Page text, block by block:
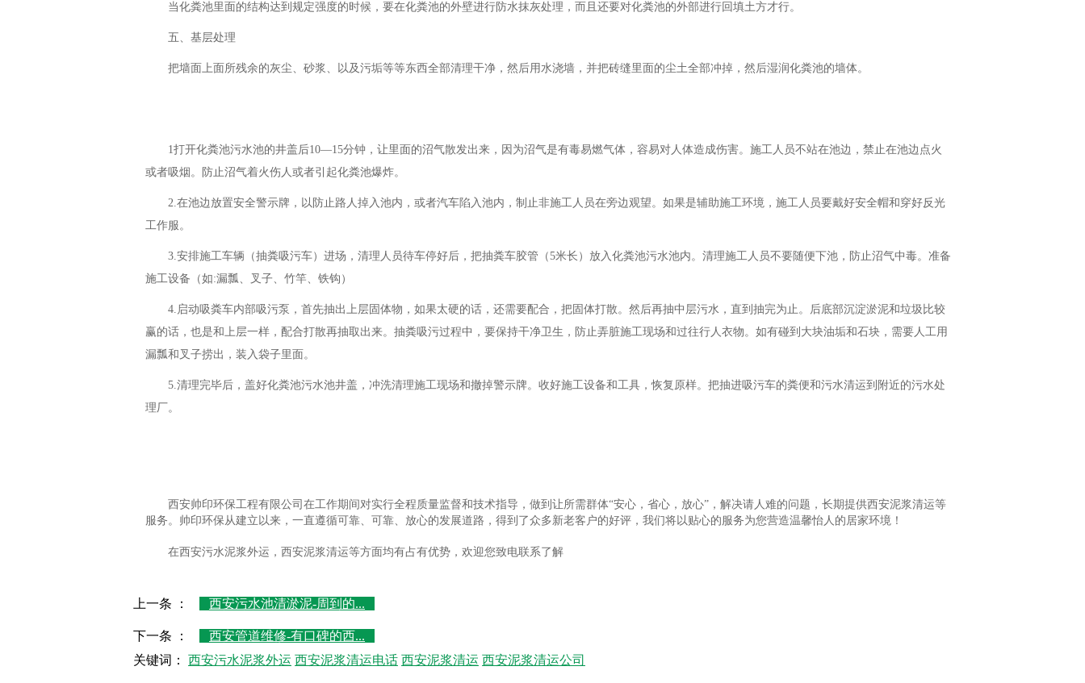
当化粪池里面的结构达到规定强度的时候，要在化粪池的外壁进行防水抹灰处理，而且还要对化粪池的外部进行回填土方才行。
五、基层处理
把墙面上面所残余的灰尘、砂浆、以及污垢等等东西全部清理干净，然后用水浇墙，并把砖缝里面的尘土全部冲掉，然后湿润化粪池的墙体。
1打开化粪池污水池的井盖后10—15分钟，让里面的沼气散发出来，因为沼气是有毒易燃气体，容易对人体造成伤害。施工人员不站在池边，禁止在池边点火
或者吸烟。防止沼气着火伤人或者引起化粪池爆炸。
2.在池边放置安全警示牌，以防止路人掉入池内，或者汽车陷入池内，制止非施工人员在旁边观望。如果是辅助施工环境，施工人员要戴好安全帽和穿好反光
工作服。
3.安排施工车辆（抽粪吸污车）进场，清理人员待车停好后，把抽粪车胶管（5米长）放入化粪池污水池内。清理施工人员不要随便下池，防止沼气中毒。准备
施工设备（如:漏瓢、叉子、竹竿、铁钩）
4.启动吸粪车内部吸污泵，首先抽出上层固体物，如果太硬的话，还需要配合，把固体打散。然后再抽中层污水，直到抽完为止。后底部沉淀淤泥和垃圾比较
赢的话，也是和上层一样，配合打散再抽取出来。抽粪吸污过程中，要保持干净卫生，防止弄脏施工现场和过往行人衣物。如有碰到大块油垢和石块，需要人工用
漏瓢和叉子捞出，装入袋子里面。
5.清理完毕后，盖好化粪池污水池井盖，冲洗清理施工现场和撤掉警示牌。收好施工设备和工具，恢复原样。把抽进吸污车的粪便和污水清运到附近的污水处
理厂。
西安帅印环保工程有限公司在工作期间对实行全程质量监督和技术指导，做到让所需群体“安心，省心，放心”，解决请人难的问题，长期提供西安泥浆清运等
服务。帅印环保从建立以来，一直遵循可靠、可靠、放心的发展道路，得到了众多新老客户的好评，我们将以贴心的服务为您营造温馨怡人的居家环境！
在西安污水泥浆外运，西安泥浆清运等方面均有占有优势，欢迎您致电联系了解
上一条 ： 西安污水池清淤泥-周到的...
下一条 ：
西安管道维修-有口碑的西...
关键词： 西安污水泥浆外运 西安泥浆清运电话 西安泥浆清运 西安泥浆清运公司